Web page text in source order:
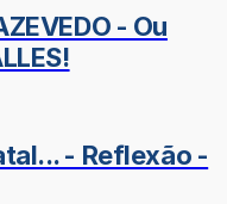
- Ou
- Reflexão -